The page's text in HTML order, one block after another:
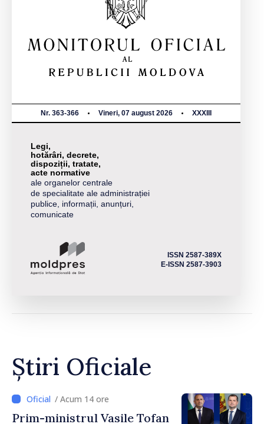
Nr. 363-366 Vineri, 07 august 2026 XXXIII
Legi,
hotărâri, decrete,
dispoziții, tratate,
acte normative
ale organelor centrale
de specialitate ale administrației
publice, informații, anunțuri,
comunicate
ISSN 2587-389X
E-ISSN 2587-3903
Știri Oficiale
/ Acum 14 ore
Prim-ministrul Vasile Tofan